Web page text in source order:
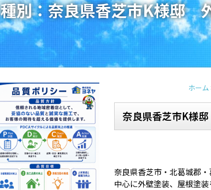
種別：奈良県香芝市K様邸
ホーム
奈良県香芝市K様
奈良県香芝市・北葛城郡
中心に外壁塗装、屋根塗